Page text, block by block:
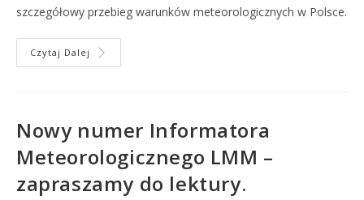
szczegółowy przebieg warunków meteorologicznych w Polsce.
Czytaj Dalej
Nowy numer Informatora
Meteorologicznego LMM –
zapraszamy do lektury.